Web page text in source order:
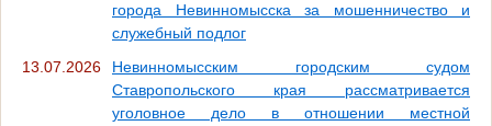
города Невинномысска за мошенничество и
служебный подлог
13.07.2026
Невинномысским городским судом
Ставропольского края рассматривается
уголовное дело в отношении местной